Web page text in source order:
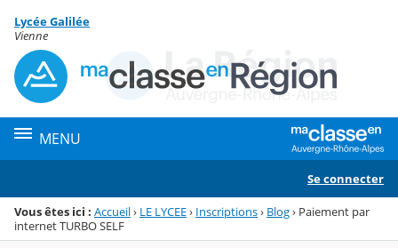
Menu de la rubrique
Contenu
Lycée Galilée
Vienne
MENU
Se connecter
Vous êtes ici : Accueil› LE LYCEE› Inscriptions› Blog› Paiement par
internet TURBO SELF